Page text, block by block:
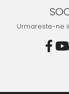
Urmareste-ne